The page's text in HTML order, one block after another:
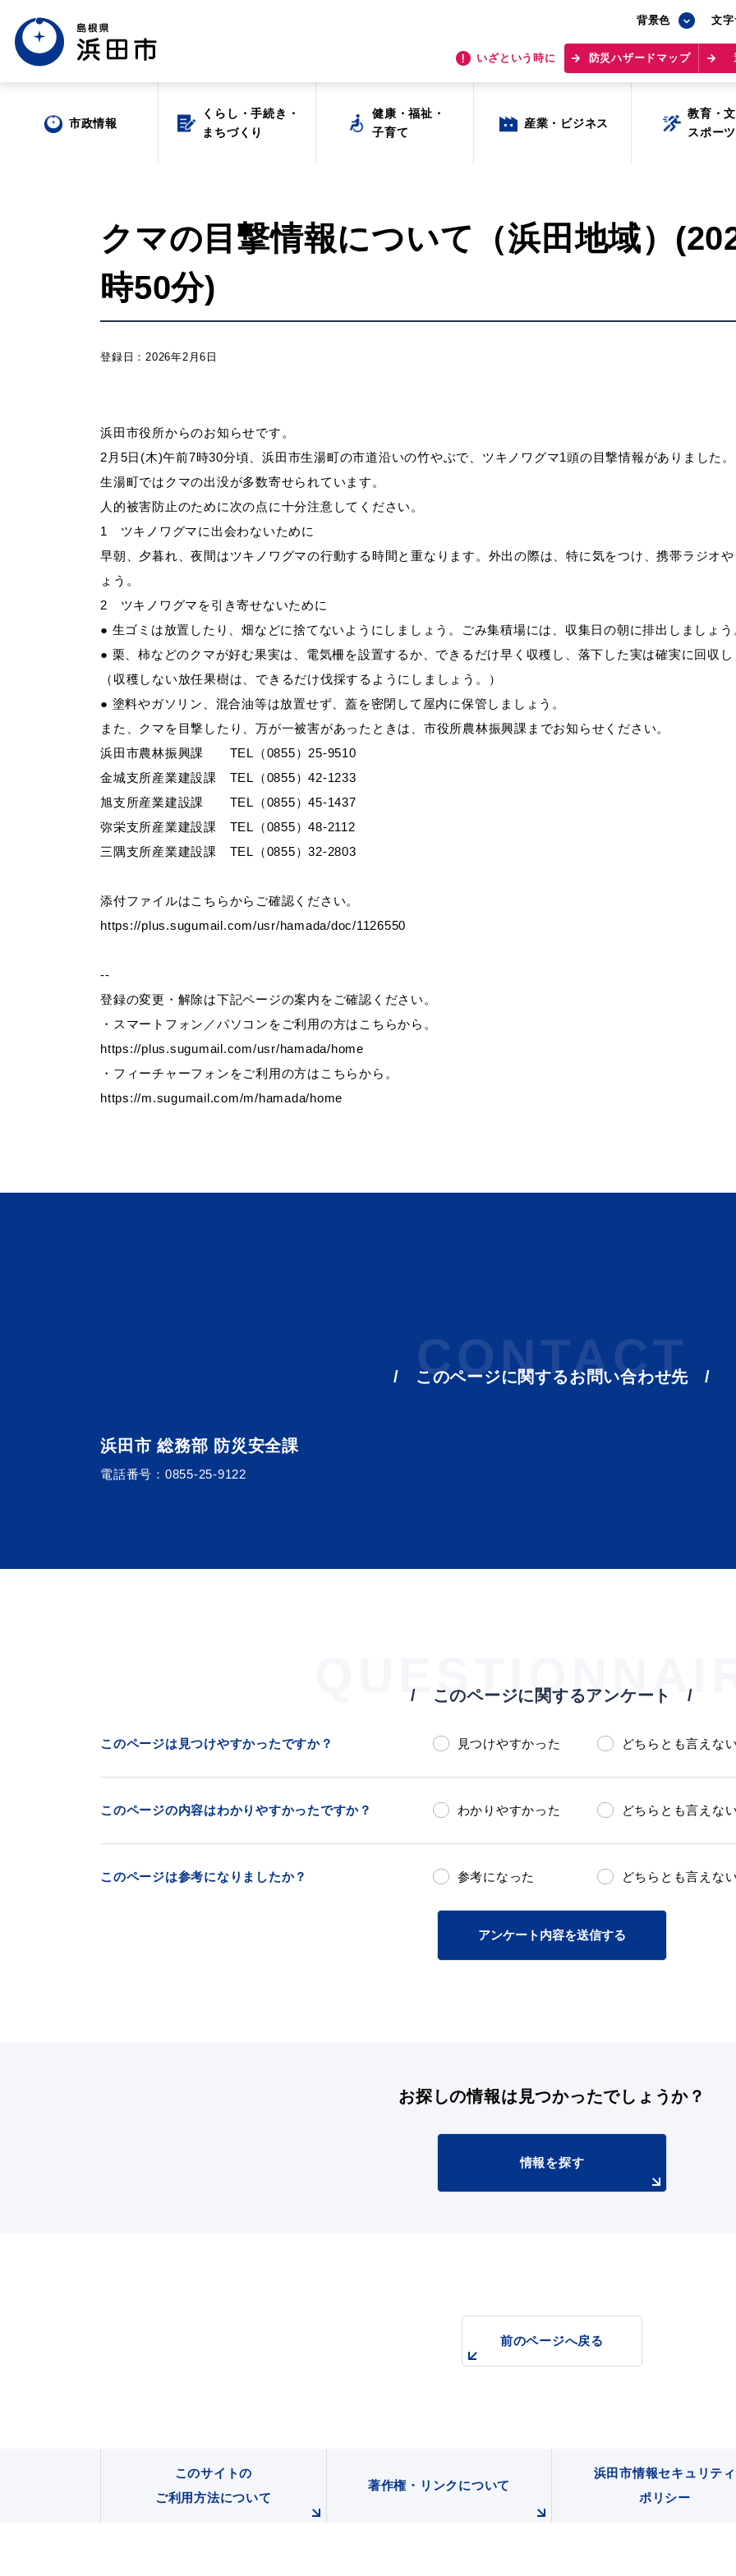
背景色 文
いざという時に 防災ハザードマップ
背景色 文
いざという時に 防災ハザードマップ
市政情報
くらし・手続き・
まちづくり
健康・福祉・
子育て
産業・ビジネス
教育・文
スポーツ
場面から探す
出会い・結婚 引っ越し・住まい
高齢者・介護 おくやみ
便利なサービス
市政情報
くらし・手続き・
まちづくり
健康・福祉・
子育て
産業・ビジネス
教育・文
スポーツ
クマの目撃情報について（浜田地域）
時50分)
登録日：2026年2月6日
浜田市役所からのお知らせです。
2月5日(木)午前7時30分頃、浜田市生湯町の市道沿いの竹やぶで、ツキノワグマ1頭の目撃情報がありました。
生湯町ではクマの出没が多数寄せられています。
人的被害防止のために次の点に十分注意してください。
1 ツキノワグマに出会わないために
早朝、夕暮れ、夜間はツキノワグマの行動する時間と重なります。外出の際は、特に気をつけ、携帯ラジオ
ょう。
2 ツキノワグマを引き寄せないために
● 生ゴミは放置したり、畑などに捨てないようにしましょう。ごみ集積場には、収集日の朝に排出しましょう
● 栗、柿などのクマが好む果実は、電気柵を設置するか、できるだけ早く収穫し、落下した実は確実に回収し
（収穫しない放任果樹は、できるだけ伐採するようにしましょう。）
● 塗料やガソリン、混合油等は放置せず、蓋を密閉して屋内に保管しましょう。
また、クマを目撃したり、万が一被害があったときは、市役所農林振興課までお知らせください。
浜田市農林振興課 TEL（0855）25-9510
金城支所産業建設課 TEL（0855）42-1233
旭支所産業建設課 TEL（0855）45-1437
弥栄支所産業建設課 TEL（0855）48-2112
三隅支所産業建設課 TEL（0855）32-2803
添付ファイルはこちらからご確認ください。
https://plus.sugumail.com/usr/hamada/doc/1126550
--
登録の変更・解除は下記ページの案内をご確認ください。
・スマートフォン／パソコンをご利用の方はこちらから。
https://plus.sugumail.com/usr/hamada/home
・フィーチャーフォンをご利用の方はこちらから。
https://m.sugumail.com/m/hamada/home
CONTACT
このページに関するお問い合わせ先
浜田市 総務部 防災安全課
電話番号： 0855-25-9122
このページに関するアンケート
このページは見つけやすかったですか？ 見つけやすかった どちらとも言えない
このページの内容はわかりやすかったですか？ わかりやすかった どちらとも言えない
このページは参考になりましたか？ 参考になった どちらとも言えない
アンケート内容を送信する
お探しの情報は 見つかったでしょうか？
情報を探す
前のページへ戻る
このサイトの
ご利用方法について
著作権・リンクについて
浜田市情報セキュリティ
ポリシー